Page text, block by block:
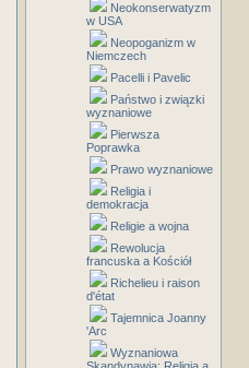
Neokonserwatyzm
w USA
Neopoganizm w
Niemczech
Pacelli i Pavelic
Państwo i związki
wyznaniowe
Pierwsza
Poprawka
Prawo wyznaniowe
Religia i
demokracja
Religie a wojna
Rewolucja
francuska a Kościół
Richelieu i raison
d'état
Tajemnica Joanny
'Arc
Wyznaniowa